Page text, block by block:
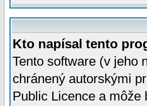
Kto napísal tento
Tento software (v jeho
chránený autorskými
Public Licence a